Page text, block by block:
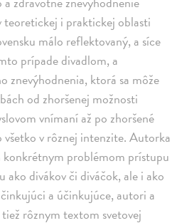
i praktickej oblasti
málo reflektovaný, a síce
prípade divadlom, a
znevýhodnenia, ktorá sa môže
od zhoršenej možnosti
vnímaní až po zhoršené
v rôznej intenzite. Autorka
konkrétnym problémom prístupu
divákov či diváčok, ale i ako
a účinkujúce, autori a
rôznym textom svetovej